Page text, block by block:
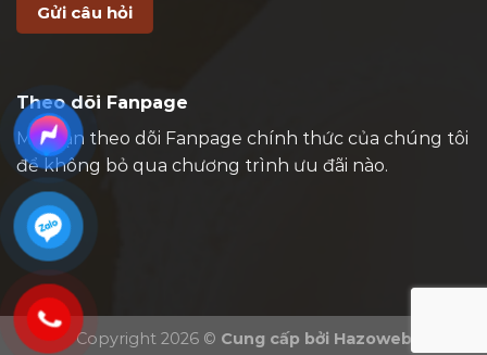
Theo dõi Fanpage
Mời bạn theo dõi Fanpage chính thức của chúng tôi
để không bỏ qua chương trình ưu đãi nào.
Copyright 2026 © Cung cấp bởi Hazoweb